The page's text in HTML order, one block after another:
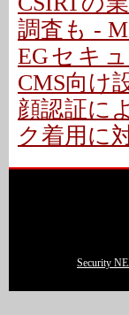
調査も -
EGセキ
CMS向け
顔認証に
ク着用に
Security